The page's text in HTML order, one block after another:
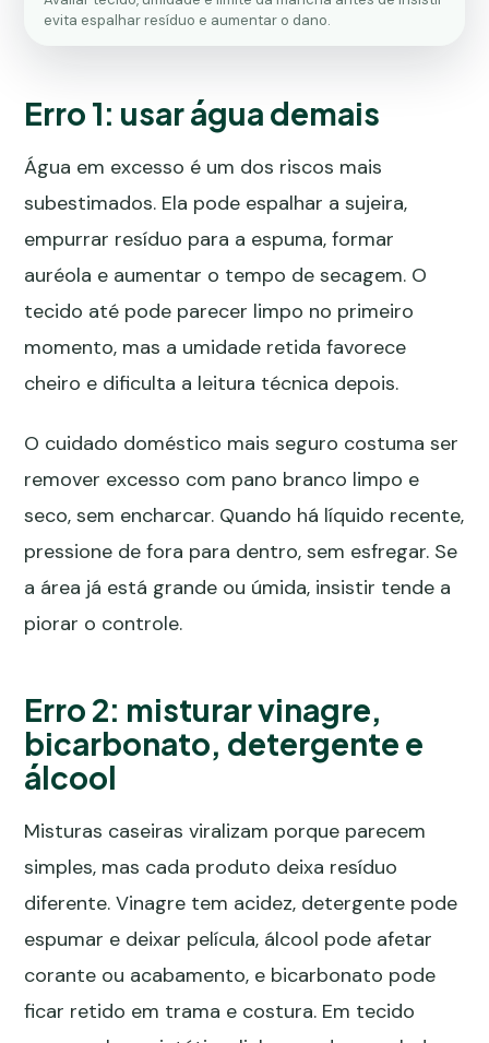
evita espalhar resíduo e aumentar o dano.
Erro 1: usar água demais
Água em excesso é um dos riscos mais
subestimados. Ela pode espalhar a sujeira,
empurrar resíduo para a espuma, formar
auréola e aumentar o tempo de secagem. O
tecido até pode parecer limpo no primeiro
momento, mas a umidade retida favorece
cheiro e dificulta a leitura técnica depois.
O cuidado doméstico mais seguro costuma ser
remover excesso com pano branco limpo e
seco, sem encharcar. Quando há líquido recente,
pressione de fora para dentro, sem esfregar. Se
a área já está grande ou úmida, insistir tende a
piorar o controle.
Erro 2: misturar vinagre,
bicarbonato, detergente e
álcool
Misturas caseiras viralizam porque parecem
simples, mas cada produto deixa resíduo
diferente. Vinagre tem acidez, detergente pode
espumar e deixar película, álcool pode afetar
corante ou acabamento, e bicarbonato pode
ficar retido em trama e costura. Em tecido